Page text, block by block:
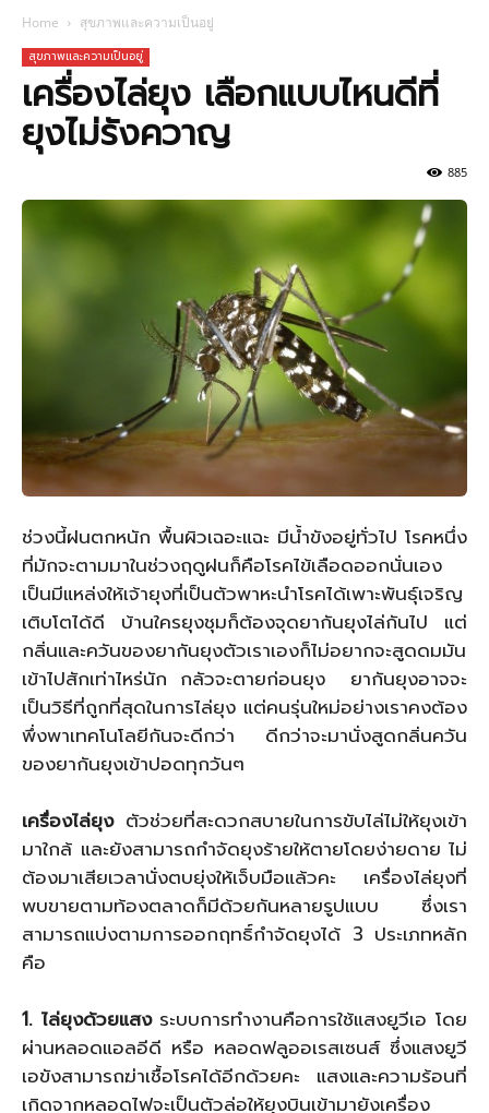
Home สุขภาพและความเป็นอยู่
สุขภาพและความเป็นอยู่
เครื่องไล่ยุง เลือกแบบไหนดีที่
ยุงไม่รังควาญ
885
ช่วงนี้ฝนตกหนัก พื้นผิวเฉอะแฉะ มีน้ำขังอยู่ทั่วไป โรคหนึ่ง
ที่มักจะตามมาในช่วงฤดูฝนก็คือโรคไข้เลือดออกนั่นเอง
เป็นมีแหล่งให้เจ้ายุงที่เป็นตัวพาหะนำโรคได้เพาะพันธุ์เจริญ
เติบโตได้ดี บ้านใครยุงชุมก็ต้องจุดยากันยุงไล่กันไป แต่
กลิ่นและควันของยากันยุงตัวเราเองก็ไม่อยากจะสูดดมมัน
เข้าไปสักเท่าไหร่นัก กลัวจะตายก่อนยุง ยากันยุงอาจจะ
เป็นวิธีที่ถูกที่สุดในการไล่ยุง แต่คนรุ่นใหม่อย่างเราคงต้อง
พึ่งพาเทคโนโลยีกันจะดีกว่า ดีกว่าจะมานั่งสูดกลิ่นควัน
ของยากันยุงเข้าปอดทุกวันๆ
เครื่องไล่ยุงตัวช่วยที่สะดวกสบายในการขับไล่ไม่ให้ยุงเข้า
มาใกล้ และยังสามารถกำจัดยุงร้ายให้ตายโดยง่ายดาย ไม่
ต้องมาเสียเวลานั่งตบยุ่งให้เจ็บมือแล้วคะ เครื่องไล่ยุงที่
พบขายตามท้องตลาดก็มีด้วยกันหลายรูปแบบ ซึ่งเรา
สามารถแบ่งตามการออกฤทธิ์กำจัดยุงได้ 3 ประเภทหลัก
คือ
1. ไล่ยุงด้วยแสงระบบการทำงานคือการใช้แสงยูวีเอ โดย
ผ่านหลอดแอลอีดี หรือ หลอดฟลูออเรสเซนส์ ซึ่งแสงยูวี
เอขังสามารถฆ่าเชื้อโรคได้อีกด้วยคะ แสงและความร้อนที่
เกิดจากหลอดไฟจะเป็นตัวล่อให้ยุงบินเข้ามายังเครื่อง